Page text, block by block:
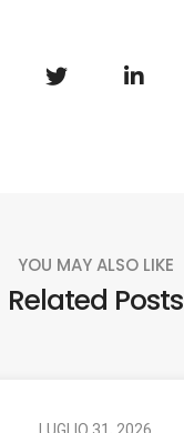
YOU MAY ALSO LIKE
Related Posts
LUGLIO 31, 2026